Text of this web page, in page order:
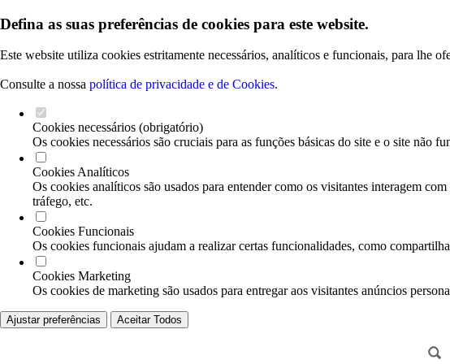
Defina as suas preferências de cookies para este website.
Este website utiliza cookies estritamente necessários, analíticos e funcionais, para lhe
Consulte a nossa política de privacidade e de Cookies.
Cookies necessários (obrigatório)
Os cookies necessários são cruciais para as funções básicas do site e o site não
Cookies Analíticos
Os cookies analíticos são usados para entender como os visitantes interagem
tráfego, etc.
Cookies Funcionais
Os cookies funcionais ajudam a realizar certas funcionalidades, como
Cookies Marketing
Os cookies de marketing são usados para entregar aos visitantes anúncios
Ajustar preferências Aceitar Todos